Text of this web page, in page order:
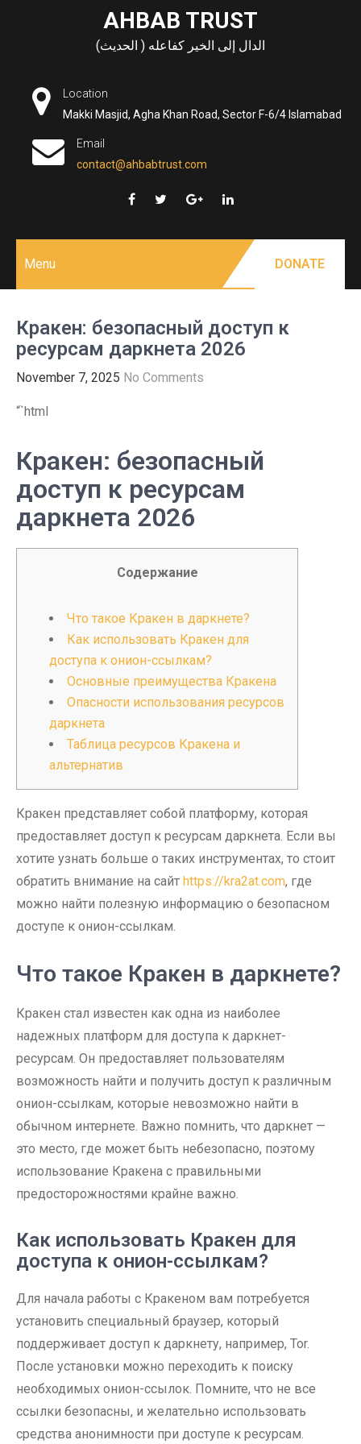
AHBAB TRUST
الدال إلى الخير كفاعله ( الحديث)
Location
Makki Masjid, Agha Khan Road, Sector F-6/4 Islamabad
Email
contact@ahbabtrust.com
Menu DONATE
Кракен: безопасный доступ к
ресурсам даркнета 2026
November 7, 2025 No Comments
“`html
Кракен: безопасный
доступ к ресурсам
даркнета 2026
Содержание
Что такое Кракен в даркнете?
Как использовать Кракен для
доступа к онион-ссылкам?
Основные преимущества Кракена
Опасности использования ресурсов
даркнета
Таблица ресурсов Кракена и
альтернатив
Кракен представляет собой платформу, которая
предоставляет доступ к ресурсам даркнета. Если вы
хотите узнать больше о таких инструментах, то стоит
обратить внимание на сайт https://kra2at.com, где
можно найти полезную информацию о безопасном
доступе к онион-ссылкам.
Что такое Кракен в даркнете?
Кракен стал известен как одна из наиболее
надежных платформ для доступа к даркнет-
ресурсам. Он предоставляет пользователям
возможность найти и получить доступ к различным
онион-ссылкам, которые невозможно найти в
обычном интернете. Важно помнить, что даркнет —
это место, где может быть небезопасно, поэтому
использование Кракена с правильными
предосторожностями крайне важно.
Как использовать Кракен для
доступа к онион-ссылкам?
Для начала работы с Кракеном вам потребуется
установить специальный браузер, который
поддерживает доступ к даркнету, например, Tor.
После установки можно переходить к поиску
необходимых онион-ссылок. Помните, что не все
ссылки безопасны, и желательно использовать
средства анонимности при доступе к ресурсам.